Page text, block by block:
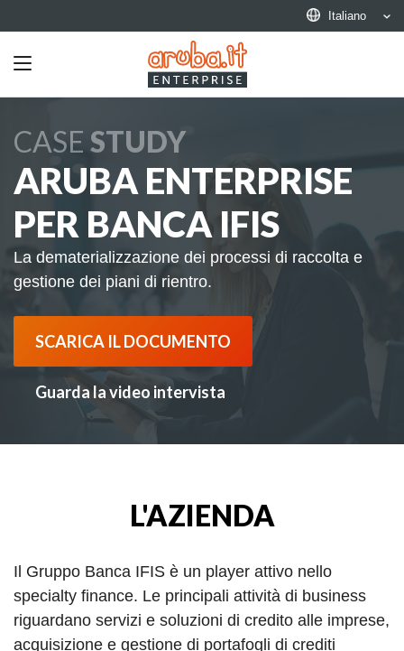
Italiano
Toggle
CASE STUDY
ARUBA ENTERPRISE
PER BANCA IFIS
La dematerializzazione dei processi di raccolta e
gestione dei piani di rientro.
SCARICA IL DOCUMENTO
Guarda la video intervista
L'AZIENDA
Il Gruppo Banca IFIS è un player attivo nello
specialty finance. Le principali attività di business
riguardano servizi e soluzioni di credito alle imprese,
acquisizione e gestione di portafogli di crediti